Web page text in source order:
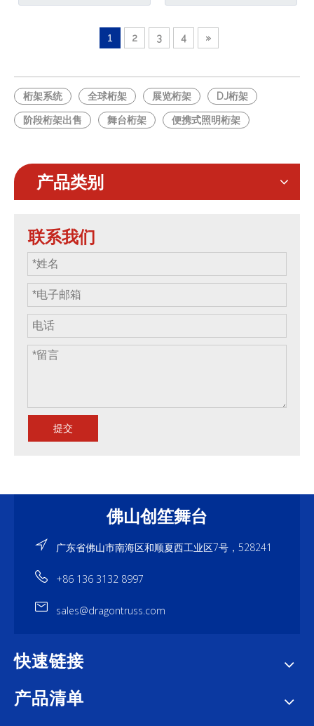
1 2 3 4 »
桁架系统 全球桁架 展览桁架 DJ桁架
阶段桁架出售 舞台桁架 便携式照明桁架
产品类别
联系我们
提交
佛山创笙舞台
广东省佛山市南海区和顺夏西工业区7号，528241
+86 136 3132 8997
sales@dragontruss.com
快速链接
产品清单